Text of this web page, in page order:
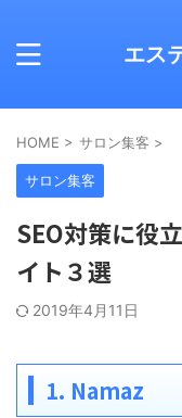
エス
HOME > サロン集客 >
サロン集客
SEO対策に役
イト３選
2019年4月11日
1. Namaz